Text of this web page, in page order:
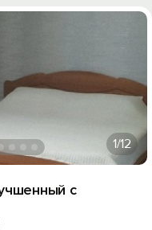
1/12
с